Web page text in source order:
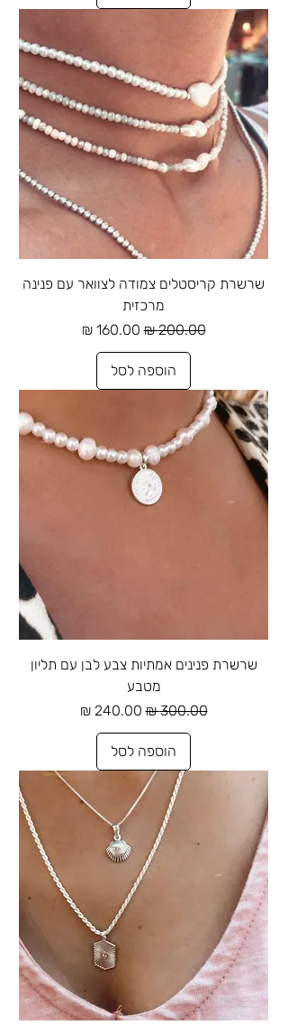
שרשרת קריסטלים צמודה לצוואר עם פנינה
מרכזית
מחיר רגיל‏200.00 ‏₪ מחיר מבצע
הוספה לסל
שרשרת פנינים אמתיות צבע לבן עם תליון
מטבע
מחיר רגיל‏300.00 ‏₪ מחיר מבצע
הוספה לסל